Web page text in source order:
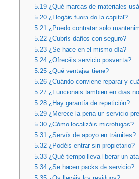
5.19¿Qué marcas de materiales
5.20¿Llegáis fuera de la capital?
5.21 ¿Puedo contratar solo
5.22¿Cubrís daños con seguro?
5.23¿Se hace en el mismo día?
5.24¿Ofrecéis servicio posventa?
5.25¿Qué ventajas tiene?
5.26¿Cuándo conviene reparar y
5.27¿Funcionáis también en días
5.28¿Hay garantía de repetición?
5.29¿Merece la pena un servicio
5.30¿Cómo localizáis microfugas?
5.31 ¿Servís de apoyo en trámites?
5.32¿Podéis entrar sin propietario?
5.33¿Qué tiempo lleva liberar un
5.34¿Se hacen packs de servicio?